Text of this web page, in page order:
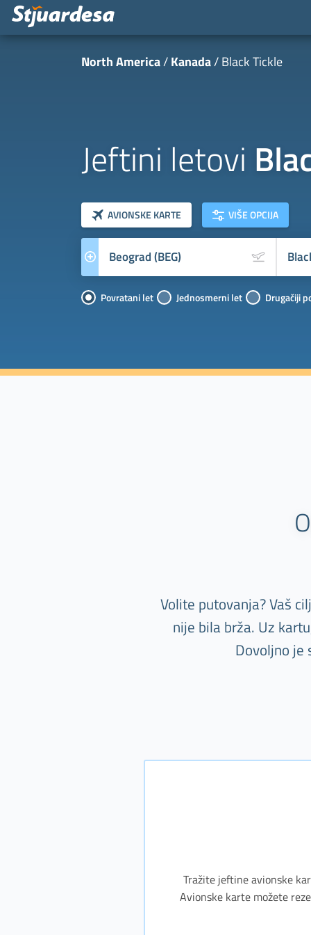
North America Kanada Black Tickle
Jeftini letovi
AVIONSKE KARTE Prevoznik
klasa letova
VIŠE OPCIJA
Povratani let Jednosmerni let Drugačiji
Volite putovanja? Vaš
nije bila brža. Uz
Dovoljno je
Tražite jeftine avionske
Avionske karte možete